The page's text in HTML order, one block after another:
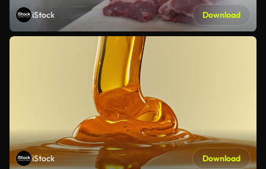
iStock Download
iStock Download